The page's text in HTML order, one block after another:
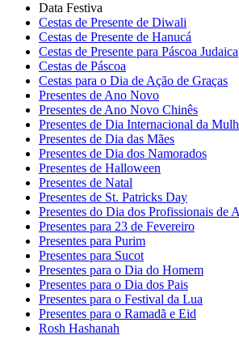
Data Festiva
Cestas de Presente de Diwali
Cestas de Presente de Hanucá
Cestas de Presente para Páscoa Judaica
Cestas de Páscoa
Cestas para o Dia de Ação de Graças
Presentes de Ano Novo
Presentes de Ano Novo Chinês
Presentes de Dia Internacional da
Presentes de Dia das Mães
Presentes de Dia dos Namorados
Presentes de Halloween
Presentes de Natal
Presentes de St. Patricks Day
Presentes do Dia dos Profissionais de
Presentes para 23 de Fevereiro
Presentes para Purim
Presentes para Sucot
Presentes para o Dia do Homem
Presentes para o Dia dos Pais
Presentes para o Festival da Lua
Presentes para o Ramadã e Eid
Rosh Hashanah